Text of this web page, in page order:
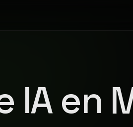
IA en